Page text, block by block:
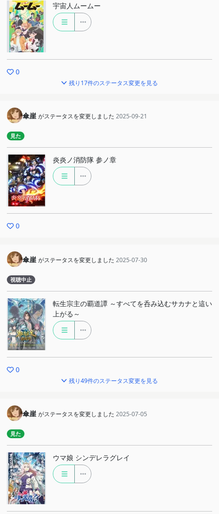
宇宙人ムームー
0
残り17件のステータス変更を見る
傘崖 がステータスを変更しました 2025-09-21
見た
炎炎ノ消防隊 参ノ章
0
傘崖 がステータスを変更しました 2025-07-30
視聴中止
転生宗主の覇道譚 ～すべてを呑み込むサカナと這い
上がる～
0
残り49件のステータス変更を見る
傘崖 がステータスを変更しました 2025-07-05
見た
ウマ娘 シンデレラグレイ